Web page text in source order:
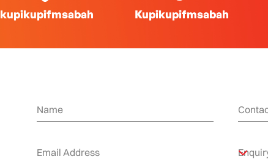
kupikupifmsabah Kupikupifmsabah